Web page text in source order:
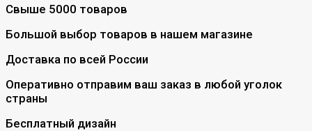
Свыше 5000 товаров
Большой выбор товаров в нашем магазине
Доставка по всей России
Оперативно отправим ваш заказ в любой уголок
страны
Бесплатный дизайн